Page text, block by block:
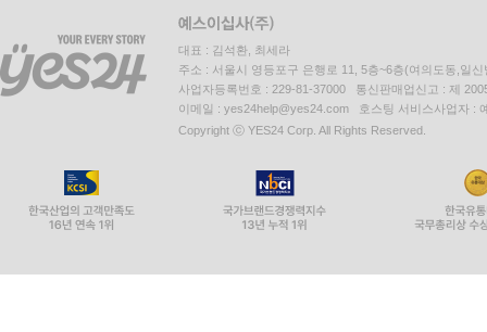
대표 : 김석환, 최세라
주소 : 서울시 영등포구 은행로 11, 5층~6층(여의도동,일신
사업자등록번호 : 229-81-37000 통신판매업신고 : 제
이메일 : yes24help@yes24.com 호스팅 서비스사업자 :
Copyright ⓒ YES24 Corp. All Rights Reserved.